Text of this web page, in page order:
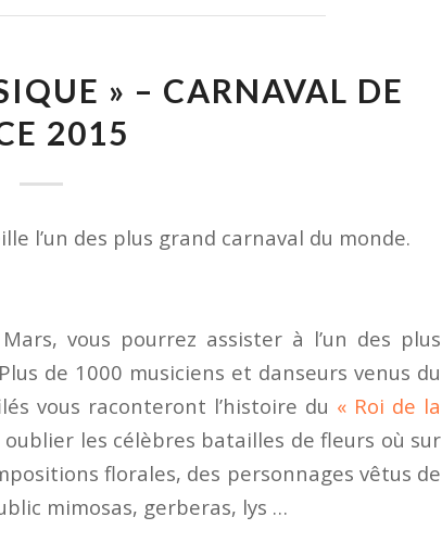
» – CARNAVAL DE
2015
l’un des plus grand carnaval du monde.
vous pourrez assister à l’un des plus
de 1000 musiciens et danseurs venus du
vous raconteront l’histoire du « Roi de la
oublier les célèbres batailles de fleurs où sur
florales, des personnages vêtus de
mimosas, gerberas, lys …